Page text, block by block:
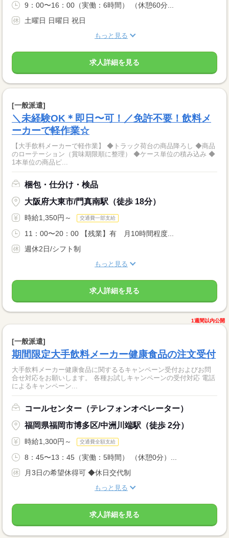
9：00〜16：00（実働：6時間） （休憩60分...
土曜日 日曜日 祝日
もっと見る
求人詳細を見る
[一般派遣]
＼未経験OK＊即日〜可！／免許不要！飲料メ
ーカーで軽作業☆
【大手飲料メーカーで軽作業】 ◆トラック荷台の商品降ろし ◆商品
のローテーション（賞味期限順に整理） ◆ケース単位の積み込み ◆
1本単位の商品ピ...
梱包・仕分け・検品
大阪府大東市/門真南駅（徒歩 18分）
時給1,350円～ 交通費一部支給
11：00〜20：00 【残業】有 月10時間程度...
週休2日/シフト制
もっと見る
求人詳細を見る
1週間以内公開
[一般派遣]
期間限定大手飲料メーカー健康食品の注文受付
大手飲料メーカー健康食品に関するるキャンペーン受付およびお問
合せ対応をお願いします。 各種お試しキャンペーンの受付対応 電話
によるキャンペーン...
コールセンター（テレフォンオペレーター）
福岡県福岡市博多区/中洲川端駅（徒歩 2分）
時給1,300円～ 交通費全額支給
8：45〜13：45（実働：5時間） （休憩0分）...
月3日の希望休得可 ◆休日交代制
もっと見る
求人詳細を見る